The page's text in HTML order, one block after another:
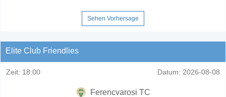
Sehen Vorhersage
Elite Club Friendlies
Zeit: 18:00 Datum: 2026-08-08
Ferencvarosi TC